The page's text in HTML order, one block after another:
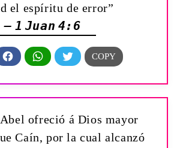
el espíritu de error”
— 1 Juan 4:6
ofreció á Dios mayor
Caín, por la cual alcanzó